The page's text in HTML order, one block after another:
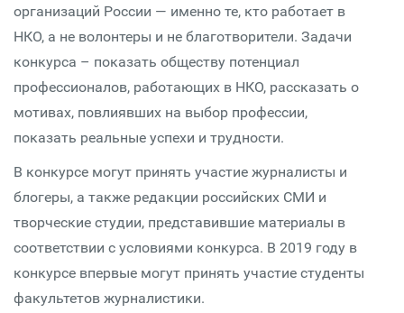
организаций России — именно те, кто работает в
НКО, а не волонтеры и не благотворители. Задачи
конкурса – показать обществу потенциал
профессионалов, работающих в НКО, рассказать о
мотивах, повлиявших на выбор профессии,
показать реальные успехи и трудности.
В конкурсе могут принять участие журналисты и
блогеры, а также редакции российских СМИ и
творческие студии, представившие материалы в
соответствии с условиями конкурса. В 2019 году в
конкурсе впервые могут принять участие студенты
факультетов журналистики.